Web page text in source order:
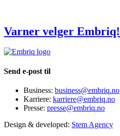
Varner velger Embriq!
Send e-post til
Business: business@embriq.no
Karriere: karriere@embriq.no
Presse: presse@embriq.no
Design & developed: Stem Agency